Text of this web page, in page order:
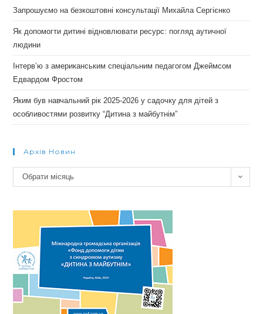
Запрошуємо на безкоштовні консультації Михайла Сергієнко
Як допомогти дитині відновлювати ресурс: погляд аутичної
людини
Інтерв’ю з американським спеціальним педагогом Джеймсом
Едвардом Фростом
Яким був навчальний рік 2025-2026 у садочку для дітей з
особливостями розвитку “Дитина з майбутнім”
Архів Новин
Архів
новин
Обрати місяць